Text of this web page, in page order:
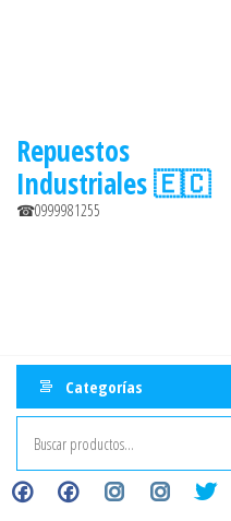
Repuestos
Industriales 🇪🇨
☎0999981255
Categorías